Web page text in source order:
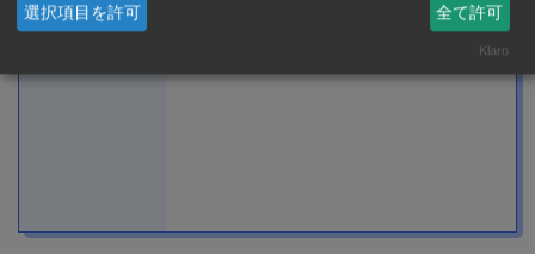
選択項目を許可 全て許可
Klaro